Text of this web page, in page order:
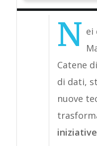
N ei
Catene
di dati,
nuove